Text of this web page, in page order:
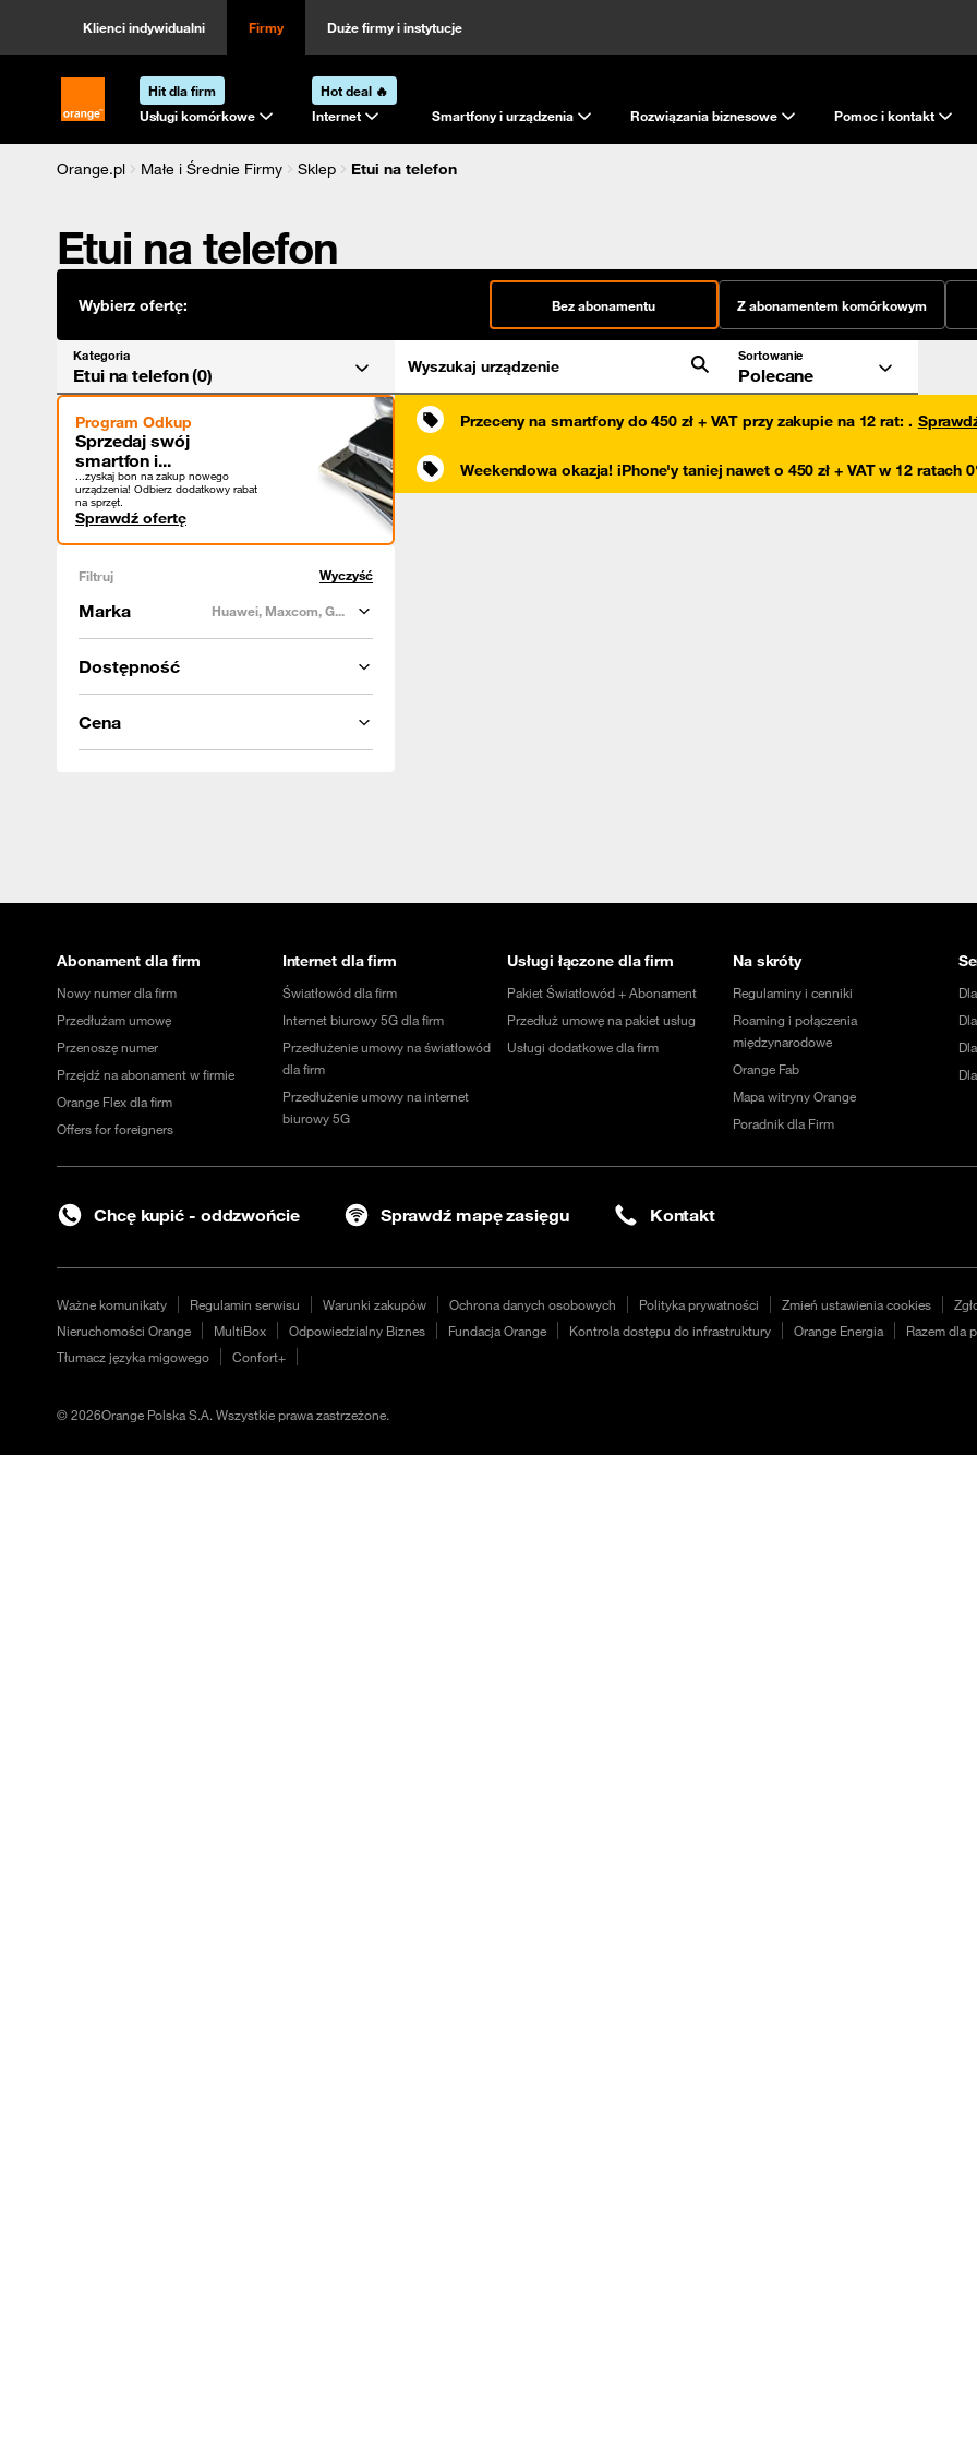
Klienci indywidualni Firmy Duże firmy i instytucje
Strona główna Orange.pl
Hit dla firm
Usługi komórkowe
Hot deal 🔥
Internet
Smartfony i urządzenia Rozwiązania biznesowe Pomoc i kontakt
Orange.pl Małe i Średnie Firmy Sklep
Etui na telefon
Etui na telefon
Wybierz ofertę: Bez abonamentu Z abonamentem komórkowym
Kategoria
Etui na telefon (0) Wyszukaj urządzenie
Sortowanie
Polecane
Program Odkup
Sprzedaj swój
smartfon i...
...zyskaj bon na zakup nowego
urządzenia! Odbierz dodatkowy rabat
na sprzęt.
Sprawdź ofertę
Filtruj Wyczyść
Marka Huawei, Maxcom, G...
Dostępność
Cena
Przeceny na smartfony do 450 zł + VAT przy zakupie na 12 rat: .
Weekendowa okazja! iPhone'y taniej nawet o 450 zł + VAT w 12 ratach
Abonament dla firm
Nowy numer dla firm
Przedłużam umowę
Przenoszę numer
Przejdź na abonament w firmie
Orange Flex dla firm
Offers for foreigners
Internet dla firm
Światłowód dla firm
Internet biurowy 5G dla firm
Przedłużenie umowy na światłowód
dla firm
Przedłużenie umowy na internet
biurowy 5G
Usługi łączone dla firm
Pakiet Światłowód + Abonament
Przedłuż umowę na pakiet usług
Usługi dodatkowe dla firm
Na skróty
Regulaminy i cenniki
Roaming i połączenia
międzynarodowe
Orange Fab
Mapa witryny Orange
Poradnik dla Firm
Chcę kupić - oddzwońcie Sprawdź mapę zasięgu Kontakt
Ważne komunikaty Regulamin serwisu Warunki zakupów Ochrona danych osobowych Polityka prywatności Zmień ustawienia cookies
Nieruchomości Orange
MultiBox Odpowiedzialny Biznes Fundacja Orange Kontrola dostępu do infrastruktury Orange Energia Razem dla
Tłumacz języka migowego
Confort+
©2026Orange Polska S.A. Wszystkie prawa zastrzeżone.